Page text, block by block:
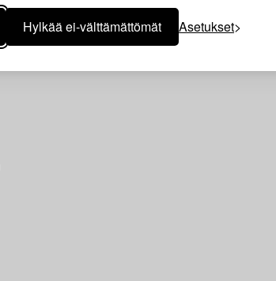
Hylkää ei-välttämättömät Asetukset